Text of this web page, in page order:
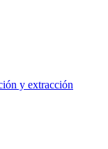
y extracción